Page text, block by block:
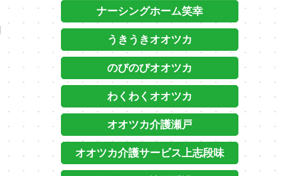
ナーシングホーム笑幸
うきうきオオツカ
のびのびオオツカ
わくわくオオツカ
オオツカ介護瀬戸
オオツカ介護サービス上志段味